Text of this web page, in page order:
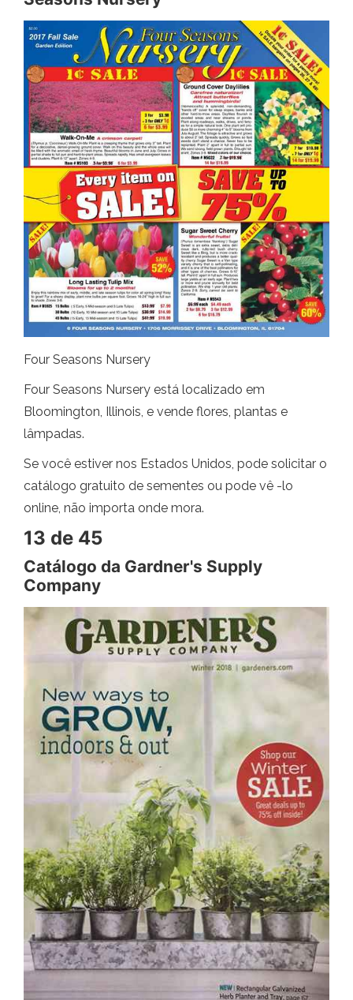
Four Seasons Nursery
Four Seasons Nursery está localizado em
Bloomington, Illinois, e vende flores, plantas e
lâmpadas.
Se você estiver nos Estados Unidos, pode solicitar o
catálogo gratuito de sementes ou pode vê -lo
online, não importa onde mora.
13 de 45
Catálogo da Gardner's Supply
Company